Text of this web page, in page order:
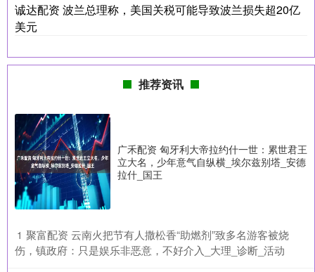
诚达配资 波兰总理称，美国关税可能导致波兰损失超20亿
美元
推荐资讯
广禾配资 匈牙利大帝拉约什一世：累世君王
立大名，少年意气自纵横_埃尔兹别塔_安德
拉什_国王
1 ​聚富配资 云南火把节有人撒松香“助燃剂”致多名游客被烧
伤，镇政府：只是娱乐非恶意，不好介入_大理_诊断_活动